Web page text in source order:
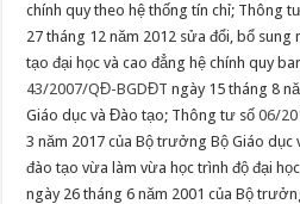
chính quy theo hệ thống tín chỉ; Thông
27 tháng 12 năm 2012 sửa đổi, bổ sung
tạo đại học và cao đẳng hệ chính quy
43/2007/QĐ-BGDĐT ngày 15 tháng 8
Giáo dục và Đào tạo; Thông tư số06/
3 năm 2017 của Bộ trưởng Bộ Giáo
đào tạo vừa làm vừa học trình độ đại
ngày 26 tháng 6 năm 2001 của Bộ